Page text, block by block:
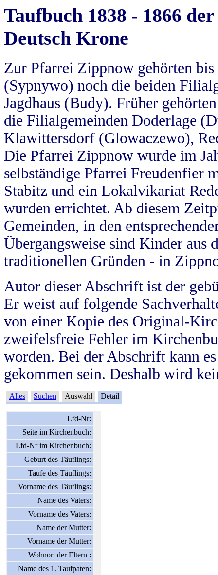
Taufbuch 1838 - 1866
Deutsch Krone
Zur Pfarrei Zippnow gehörten
(Sypnywo) noch die beiden
Jagdhaus (Budy). Früher
die Filialgemeinden Doderlage
Klawittersdorf (Glowaczewo),
Die Pfarrei Zippnow wurde im
selbständige Pfarrei Freudenfier
Stabitz und ein Lokalvikariat
wurden errichtet. Ab diesem
Gemeinden, in den
Übergangsweise sind Kinder aus
traditionellen Gründen - in
Autor dieser Abschrift ist der
Er weist auf folgende
von einer Kopie des Original-
zweifelsfreie Fehler im
worden. Bei der Abschrift kann
gekommen sein. Deshalb wird
Alles Suchen Auswahl Detail
Lfd-Nr:
Seite im Kirchenbuch:
Lfd-Nr im Kirchenbuch:
Geburt des Täuflings:
Taufe des Täuflings:
Vorname des Täuflings:
Name des Vaters:
Vorname des Vaters:
Name der Mutter:
Vorname der Mutter:
Wohnort der Eltern :
Name des 1. Taufpaten: